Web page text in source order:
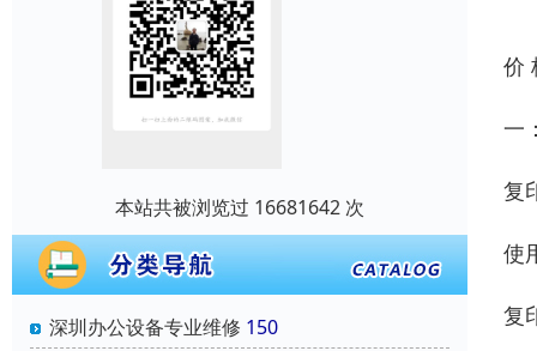
本站共被浏览过 16681642 次
深圳办公设备专业维修 150
价
一
复
使
复